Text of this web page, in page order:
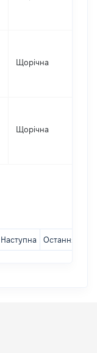
Щорічна
Щорічна
Наступна Остання